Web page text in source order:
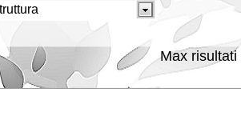
Max risultati